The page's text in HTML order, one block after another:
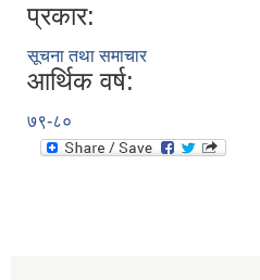
प्रकार:
सूचना तथा समाचार
आर्थिक वर्ष:
७९-८०